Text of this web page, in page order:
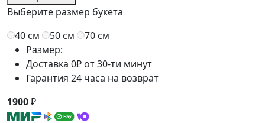
Выберите размер букета
40 см
50 см
70 см
Размер:
Доставка 0₽ от 30-ти минут
Гарантия 24 часа на возврат
1900₽